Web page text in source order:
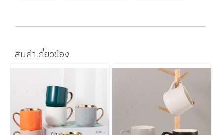
สินค้าเกี่ยวข้อง